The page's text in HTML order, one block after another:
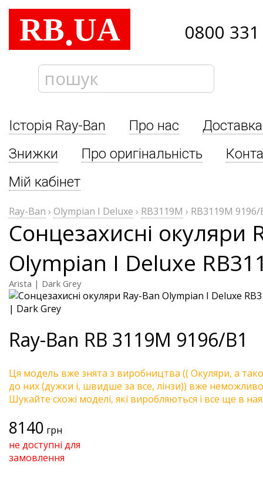
RB.UA 0800
Історія Ray-Ban Про нас
Знижки
Про оригінальність
Мій кабінет
Ray-Ban › Olympian I Deluxe › RB3119M › RB3119M 9196/
Сонцезахисні окуляри
Olympian I Deluxe
Arista | Dark Grey
Ray-Ban RB 3119M 9196/B1
Ця модель вже знята з виробництва (( Окуляри, а
до них (дужки і, швидше за все, лінзи)) вже неможливо
Шукайте схожі моделі, які виробляються і все ще в
8140 грн
не доступні для
замовлення